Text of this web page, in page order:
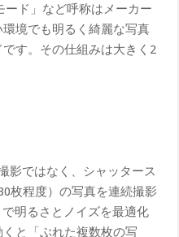
ード」など呼称はメーカー
境でも明るく綺麗な写真
す。その仕組みは大きく2
影ではなく、シャッタース
枚程度）の写真を連続撮影
明るさとノイズを最適化
と「ぶれた複数枚の写